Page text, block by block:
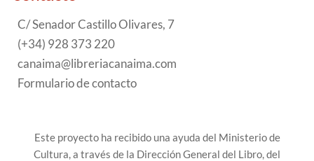
C/ Senador Castillo Olivares, 7
(+34) 928 373 220
canaima@libreriacanaima.com
Formulario de contacto
Este proyecto ha recibido una ayuda del Ministerio de
Cultura, a través de la Dirección General del Libro, del